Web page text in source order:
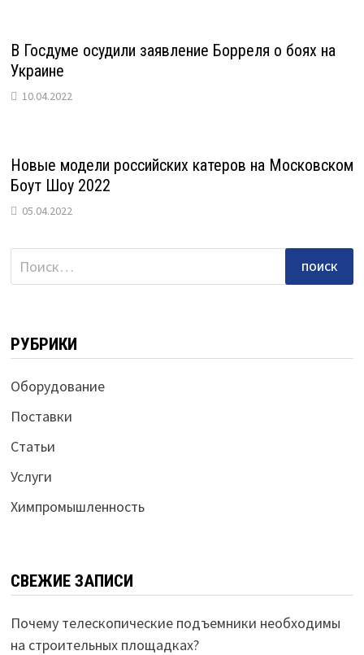
В Госдуме осудили заявление Борреля о боях на
Украине
10.04.2022
Новые модели российских катеров на Московском
Боут Шоу 2022
05.04.2022
Найти:
РУБРИКИ
Оборудование
Поставки
Статьи
Услуги
Химпромышленность
СВЕЖИЕ ЗАПИСИ
Почему телескопические подъемники необходимы
на строительных площадках?